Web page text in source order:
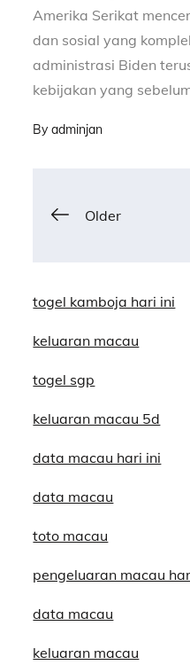
Amerika Serikat
dan sosial yang
administrasi Biden
kebijakan yang
Byadminjan
Posts
Older
togel kamboja hari ini
keluaran macau
togel sgp
keluaran macau 5d
data macau hari ini
data macau
toto macau
pengeluaran macau
data macau
keluaran macau